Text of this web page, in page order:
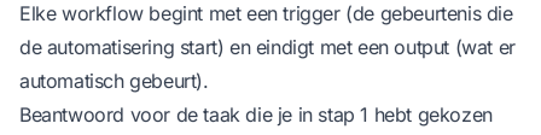
Elke workflow begint met een trigger (de gebeurtenis die
de automatisering start) en eindigt met een output (wat er
automatisch gebeurt).
Beantwoord voor de taak die je in stap 1 hebt gekozen